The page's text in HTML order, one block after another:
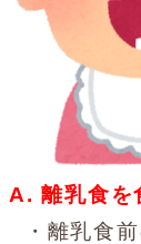
A.離乳食を
・離乳食前